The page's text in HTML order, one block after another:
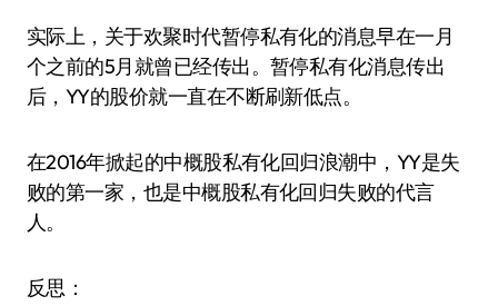
实际上，关于欢聚时代暂停私有化的消息早在一月
个之前的5月就曾已经传出。暂停私有化消息传出
后，YY的股价就一直在不断刷新低点。
在2016年掀起的中概股私有化回归浪潮中，YY是失
败的第一家，也是中概股私有化回归失败的代言
人。
反思：